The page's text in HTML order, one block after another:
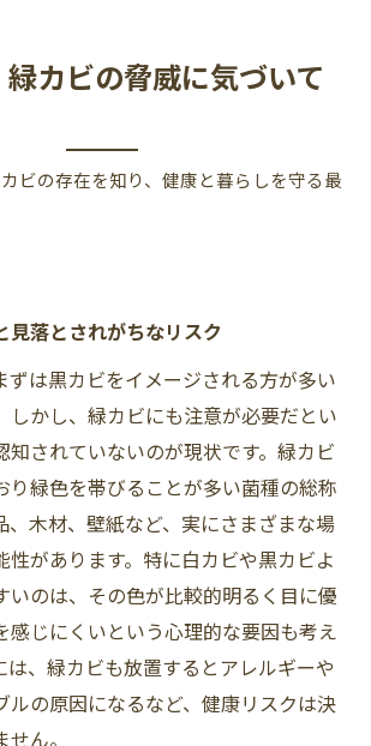
をカビの脅威に気づいて
ビの存在を知り、健康と暮らしを守る最
見落とされがちなリスク
ずは黒カビをイメージされる方が多い
しかし、緑カビにも注意が必要だとい
知されていないのが現状です。緑カビ
り緑色を帯びることが多い菌種の総称
、木材、壁紙など、実にさまざまな場
性があります。特に白カビや黒カビよ
いのは、その色が比較的明るく目に優
感じにくいという心理的な要因も考え
は、緑カビも放置するとアレルギーや
ルの原因になるなど、健康リスクは決
ん。